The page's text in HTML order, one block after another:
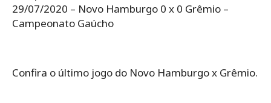
29/07/2020 – Novo Hamburgo 0 x 0 Grêmio –
Campeonato Gaúcho
Confira o último jogo do Novo Hamburgo x Grêmio.